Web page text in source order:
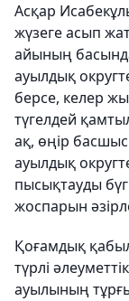
Асқар
жүзеге асып
айының басында
ауылдық
берсе, келер
түгелдей
ақ, өңір
ауылдық
пысықтауды
жоспарын
Қоғамдық
түрлі
ауылының